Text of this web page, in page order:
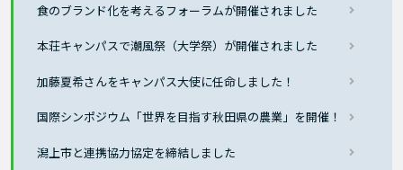
食のブランド化を考えるフォーラムが開催されました
本荘キャンパスで潮風祭（大学祭）が開催されました
加藤夏希さんをキャンパス大使に任命しました！
国際シンポジウム「世界を目指す秋田県の農業」を開催！
潟上市と連携協力協定を締結しました